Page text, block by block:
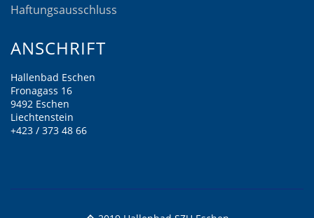
Haftungsausschluss
ANSCHRIFT
Hallenbad Eschen
Fronagass 16
9492 Eschen
Liechtenstein
+423 / 373 48 66